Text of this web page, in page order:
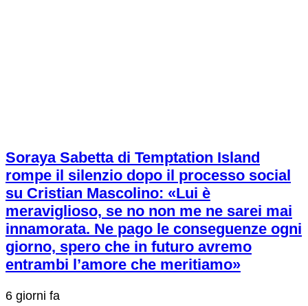
Soraya Sabetta di Temptation Island
rompe il silenzio dopo il processo social
su Cristian Mascolino: «Lui è
meraviglioso, se no non me ne sarei mai
innamorata. Ne pago le conseguenze ogni
giorno, spero che in futuro avremo
entrambi l’amore che meritiamo»
6 giorni fa